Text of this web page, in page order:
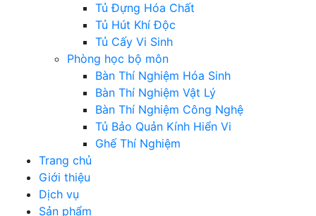
Tủ Đựng Hóa Chất
Tủ Hút Khí Độc
Tủ Cấy Vi Sinh
Phòng học bộ môn
Bàn Thí Nghiệm Hóa Sinh
Bàn Thí Nghiệm Vật Lý
Bàn Thí Nghiệm Công Nghệ
Tủ Bảo Quản Kính Hiển Vi
Ghế Thí Nghiệm
Trang chủ
Giới thiệu
Dịch vụ
Sản phẩm